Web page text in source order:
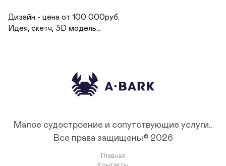
Дизайн - цена от 100 000руб.
Идея, скетч, 3D модель...
Малое судостроение и сопутствующие услуги..
Все права защищены© 2026
Главная